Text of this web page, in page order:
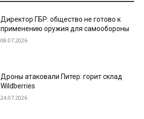
Директор ГБР: общество не готово к
применению оружия для самообороны
08.07.2026
Дроны атаковали Питер: горит склад
Wildberries
24.07.2026